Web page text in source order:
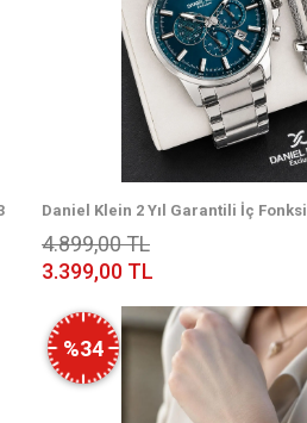
Daniel Klein 2 Yıl Garantili İç
Atm Suya Dayanıklı Erkek Kol Saati
4.899,00 TL
3.399,00 TL
%34